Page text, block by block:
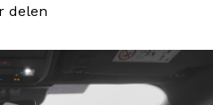
delen